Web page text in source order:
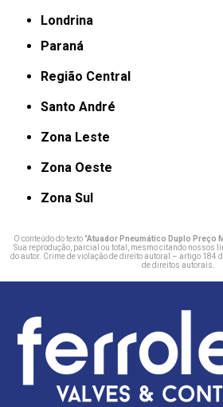
Londrina
Paraná
Região Central
Santo André
Zona Leste
Zona Oeste
Zona Sul
O conteúdo do texto "Atuador Pneumático Duplo Preço
Sua reprodução, parcial ou total, mesmo citando nossos
do autor. Crime de violação de direito autoral – artigo 184
de direitos autorais